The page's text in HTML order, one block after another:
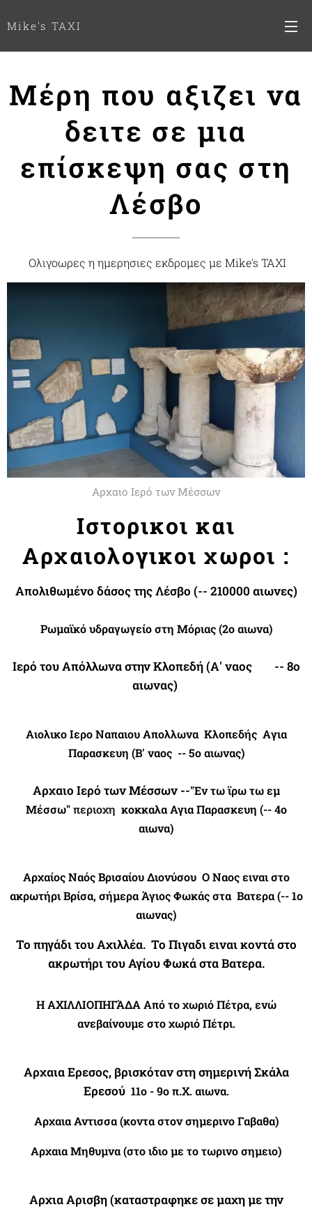
Mike's TAXI
Μέρη που αξιζει να
δειτε σε μια
επίσκεψη σας στη
Λέσβο
Oλιγοωρες η ημερησιες εκδρομες με Mike's TAXI
Αρχαιο Iερό των Μέσσων
Ιστορικοι και
Αρχαιολογικοι χωροι :
Απολιθωμένο δάσος της Λέσβο (-- 210000 αιωνες)
Ρωμαϊκό υδραγωγείο στη Μόριας (2ο αιωνα)
Ιερό του Απόλλωνα στην Κλοπεδή (Α' ναος -- 8ο
αιωνας)
Αιολικο Ιερο Ναπαιου Απολλωνα Κλοπεδής Aγια
Παρασκευη (Β' ναος -- 5ο αιωνας)
Αρχαιο Iερό των Μέσσων --"Εν τω ϊρω τω εμ
Μέσσω"περιοχη κοκκαλα Αγια Παρασκευη (-- 4ο
αιωνα)
Αρχαίος ΝαόςΒρισαίου Διονύσου Ο Ναος ειναιστο
ακρωτήρι Βρίσα, σήμερα Άγιος Φωκάς στα Βατερα (-- 1ο
αιωνας)
Το πηγάδι του Αχιλλέα. Το Πιγαδι ειναι κοντά στο
ακρωτήρι του Αγίου Φωκά στα Βατερα.
Η ΑΧΙΛΛΙΟΠΗΓΆΔΑ Από το χωριό Πέτρα, ενώ
ανεβαίνουμε στο χωριό Πέτρι.
Aρχαια Ερεσος, βρισκόταν στη σημερινή Σκάλα
Ερεσού 11ο - 9ο π.Χ. αιωνα.
Aρχαια Αντισσα (κοντα στον σημερινο Γαβαθα)
Αρχαια Μηθυμνα (στο ιδιο με το τωρινο σημειο)
Αρχια Αρισβη (καταστραφηκε σε μαχη με την